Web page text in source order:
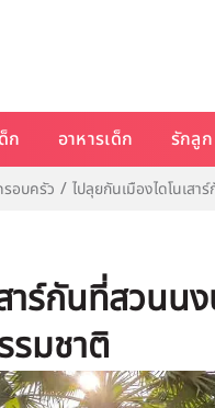
ก อาหารเด็ก รักลู
รอบครัว
ไปลุยกันเมืองไดโนเส
าร์กันที่สวน
รมชาติ